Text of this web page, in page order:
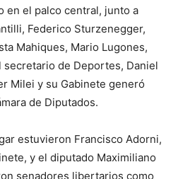
en el palco central, junto a
Federico Sturzenegger,
Mahiques, Mario Lugones,
de Deportes, Daniel
Milei y su Gabinete generó
de Diputados.
estuvieron Francisco Adorni,
y el diputado Maximiliano
senadores libertarios como